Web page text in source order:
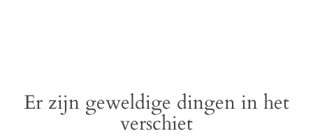
Er zijn geweldige dingen in het
verschiet